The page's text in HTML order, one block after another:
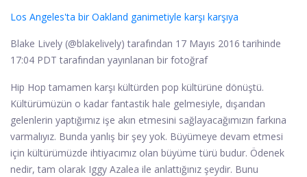
Los Angeles'ta bir Oakland ganimetiyle karşı karşıya
Blake Lively (@blakelively) tarafından 17 Mayıs 2016 tarihinde
17:04 PDT tarafından yayınlanan bir fotoğraf
Hip Hop tamamen karşı kültürden pop kültürüne dönüştü.
Kültürümüzün o kadar fantastik hale gelmesiyle, dışarıdan
gelenlerin yaptığımız işe akın etmesini sağlayacağımızın farkına
varmalıyız. Bunda yanlış bir şey yok. Büyümeye devam etmesi
için kültürümüzde ihtiyacımız olan büyüme türü budur. Ödenek
nedir, tam olarak Iggy Azalea ile anlattığınız şeydir. Bunu